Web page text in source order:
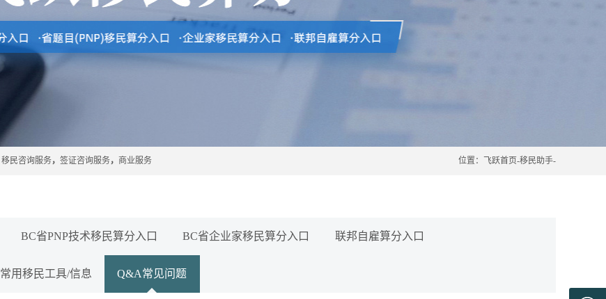
移民咨询服务， 签证咨询服务， 商业服务 位置： 飞跃首页-移民助手-
BC省PNP技术移民算分入口 BC省企业家移民算分入口 联邦自雇算分入口
常用移民工具/信息 Q&A常见问题